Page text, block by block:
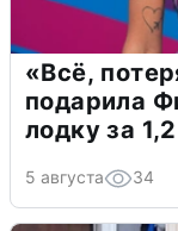
«Всё,
подарила
лодку за
5 августа 34